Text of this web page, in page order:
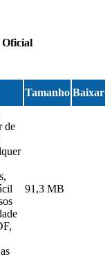
Tamanho Baixar
de
91,3 MB